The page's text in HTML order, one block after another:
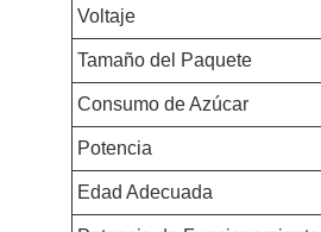
Voltaje
Tamaño del Paquete
Consumo de Azúcar
Potencia
Edad Adecuada